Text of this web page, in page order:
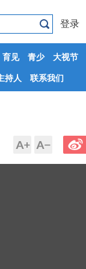
登录
育见 青少 大视节
持人 联系我们